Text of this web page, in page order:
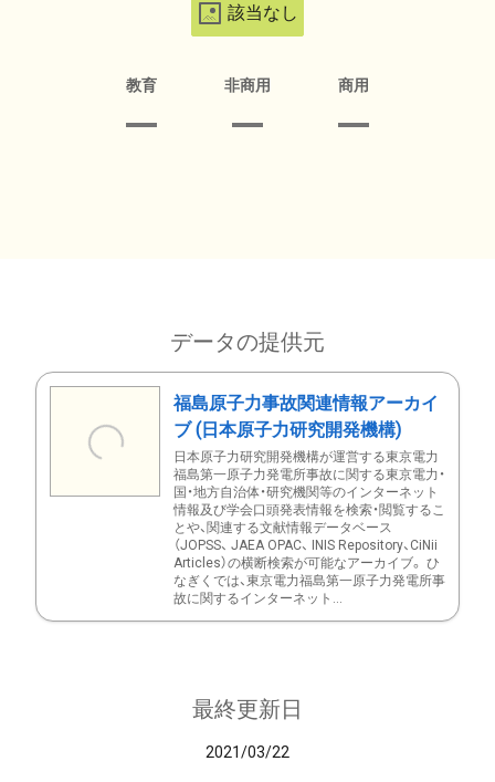
該当なし
教育 非商用 商用
データの提供元
福島原子力事故関連情報アーカイ
ブ (日本原子力研究開発機構)
日本原子力研究開発機構が運営する東京電力
福島第一原子力発電所事故に関する東京電力・
国・地方自治体・研究機関等のインターネット
情報及び学会口頭発表情報を検索・閲覧するこ
とや、関連する文献情報データベース
（JOPSS、 JAEA OPAC、 INIS Repository、CiNii
Articles）の横断検索が可能なアーカイブ。 ひ
なぎくでは、東京電力福島第一原子力発電所事
故に関するインターネット...
最終更新日
2021/03/22